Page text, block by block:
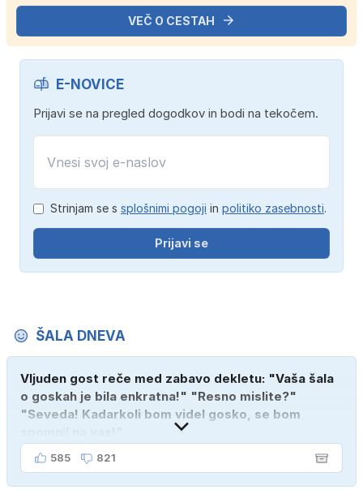
VEČ O CESTAH
E-NOVICE
Prijavi se na pregled dogodkov in bodi na tekočem.
Strinjam se s splošnimi pogoji in politiko zasebnosti.
Prijavi se
ŠALA DNEVA
Vljuden gost reče med zabavo dekletu: "Vaša šala
o goskah je bila enkratna!" "Resno mislite?"
"Seveda! Kadarkoli bom videl gosko, se bom
585 821